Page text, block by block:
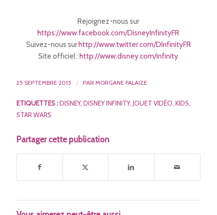
Rejoignez-nous sur
https://www.facebook.com/DisneyInfinityFR
Suivez-nous sur http://www.twitter.com/DInfinityFR
Site officiel : http://www.disney.com/infinity
25 SEPTEMBRE 2015 / PAR MORGANE FALAIZE
ETIQUETTES : DISNEY, DISNEY INFINITY, JOUET VIDÉO, KIDS,
STAR WARS
Partager cette publication